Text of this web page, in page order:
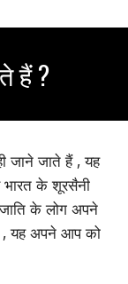
हैं ?
जाने जाते हैं , यह
के शूरसैनी
के लोग अपने
, यह अपने आप को